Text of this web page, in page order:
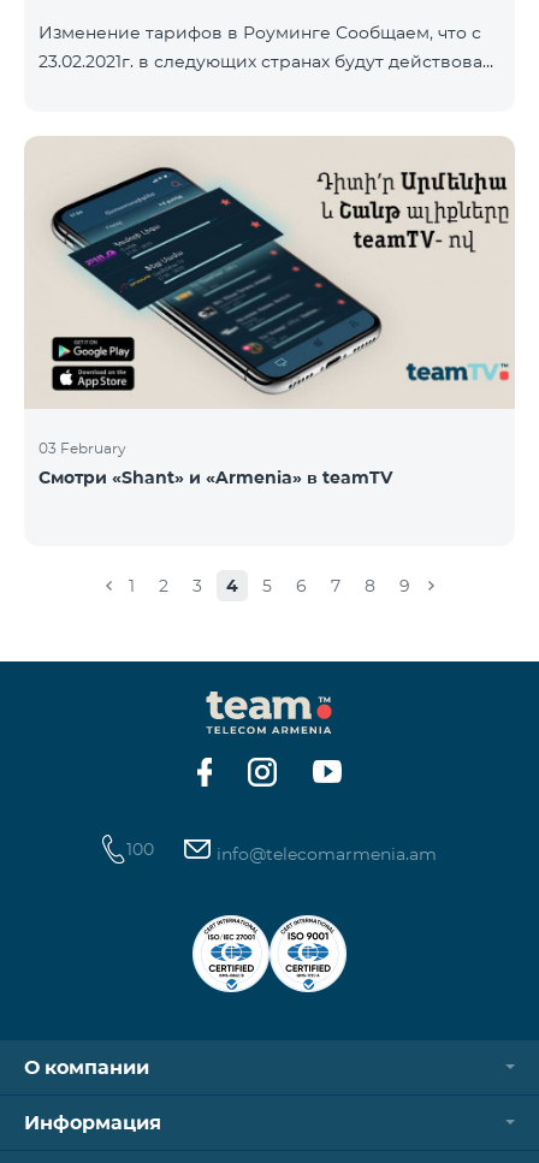
Изменение тарифов в Роуминге Сообщаем, что с
23.02.2021г. в следующих странах будут действовать
2500 драм/минута Исходящие звонки локальные –
500 драм/минута SMS – 250 драм Интернет – 7000
драм/МБ Список стран: Бермудские острова,
Буркина-Фасо, Кабо-Верде, Куба, Эквоториальная
Гвинея, Эфиопия, Гамбия, Гвинея, Мадага
03 February
Смотри «Shant» и «Armenia» в teamTV
1 2 3 4 5 6 7 8 9
100 info@telecomarmenia.am
О компании
Информация